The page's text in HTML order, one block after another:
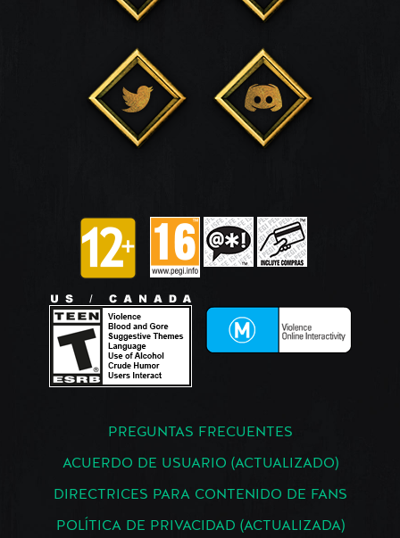
PREGUNTAS FRECUENTES
ACUERDO DE USUARIO (ACTUALIZADO)
DIRECTRICES PARA CONTENIDO DE FANS
POLÍTICA DE PRIVACIDAD (ACTUALIZADA)